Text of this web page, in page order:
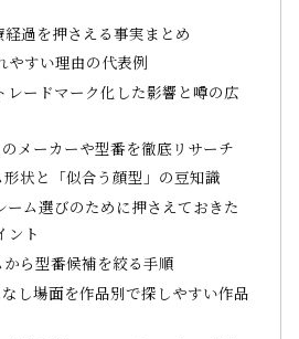
過を押さえる事実まとめ
やすい理由の代表例
レードマーク化した影響と噂の広
メーカーや型番を徹底リサーチ
状と「似合う顔型」の豆知識
ーム選びのために押さえておきた
ント
ら型番候補を絞る手順
し場面を作品別で探しやすい作品